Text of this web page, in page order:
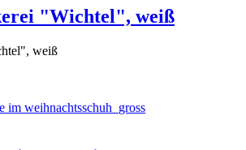
"Wichtel", weiß
weiß